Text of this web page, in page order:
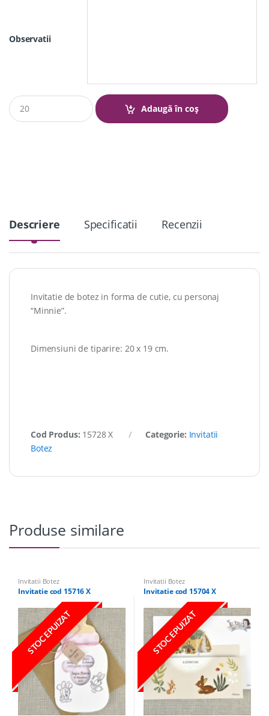
Observatii
Q
u
a
Adaugă în coș
Descriere Specificatii Recenzii
Invitatie de botez in forma de cutie, cu personaj
“Minnie”.
Dimensiuni de tiparire: 20 x 19 cm.
Cod Produs: 15728 X Categorie: Invitatii
Botez
Produse similare
Invitatii Botez
Invitatie cod 15716 X
STOC EPUIZAT
Invitatii Botez
Invitatie cod 15704 X
STOC EPUIZAT